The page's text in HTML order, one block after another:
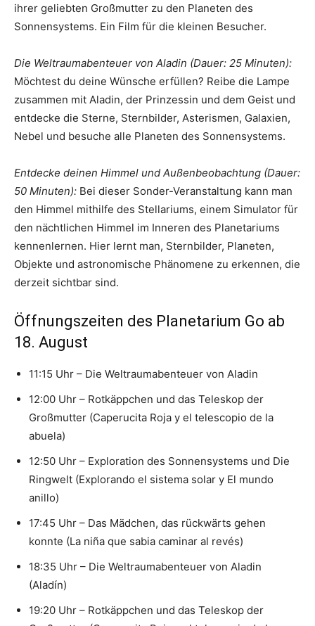
ihrer geliebten Großmutter zu den Planeten des
Sonnensystems. Ein Film für die kleinen Besucher.
Die Weltraumabenteuer von Aladin (Dauer: 25 Minuten):
Möchtest du deine Wünsche erfüllen? Reibe die Lampe
zusammen mit Aladin, der Prinzessin und dem Geist und
entdecke die Sterne, Sternbilder, Asterismen, Galaxien,
Nebel und besuche alle Planeten des Sonnensystems.
Entdecke deinen Himmel und Außenbeobachtung (Dauer:
50 Minuten): Bei dieser Sonder-Veranstaltung kann man
den Himmel mithilfe des Stellariums, einem Simulator für
den nächtlichen Himmel im Inneren des Planetariums
kennenlernen. Hier lernt man, Sternbilder, Planeten,
Objekte und astronomische Phänomene zu erkennen, die
derzeit sichtbar sind.
Öffnungszeiten des Planetarium Go ab
18. August
11:15 Uhr – Die Weltraumabenteuer von Aladin
12:00 Uhr – Rotkäppchen und das Teleskop der
Großmutter (Caperucita Roja y el telescopio de la
abuela)
12:50 Uhr – Exploration des Sonnensystems und Die
Ringwelt (Explorando el sistema solar y El mundo
anillo)
17:45 Uhr – Das Mädchen, das rückwärts gehen
konnte (La niña que sabia caminar al revés)
18:35 Uhr – Die Weltraumabenteuer von Aladin
(Aladín)
19:20 Uhr – Rotkäppchen und das Teleskop der